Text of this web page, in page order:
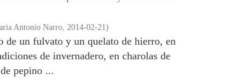
Antonio Narro, 2014-02-21)
un fulvato y un quelato de hierro, en
de invernadero, en charolas de
pepino ...